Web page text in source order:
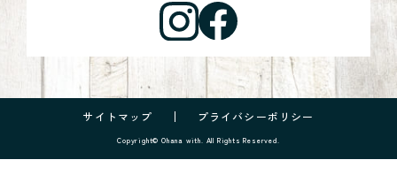
サイトマップ プライバシーポリシー
Copyright© Ohana with. All Rights Reserved.